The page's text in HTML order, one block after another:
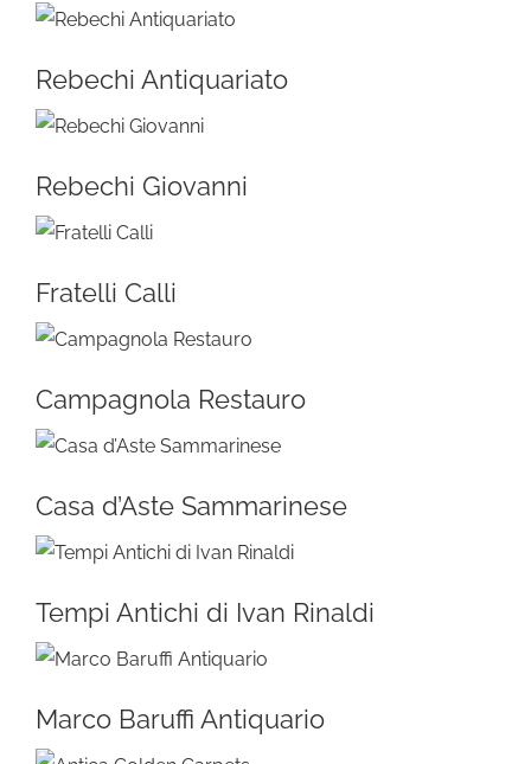
Rebechi Antiquariato
Rebechi Giovanni
Fratelli Calli
Campagnola Restauro
Casa d’Aste Sammarinese
Tempi Antichi di Ivan Rinaldi
Marco Baruffi Antiquario